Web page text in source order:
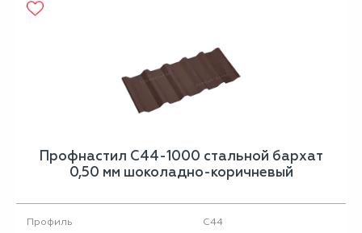
Профнастил С44-1000 стальной бархат
0,50 мм шоколадно-коричневый
Профиль
С44